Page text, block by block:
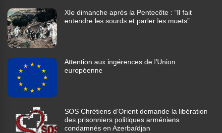
XIe dimanche après la Pentecôte : “Il fait
entendre les sourds et parler les muets”
Attention aux ingérences de l’Union
européenne
SOS Chrétiens d’Orient demande la libération
des prisonniers politiques arméniens
condamnés en Azerbaïdjan